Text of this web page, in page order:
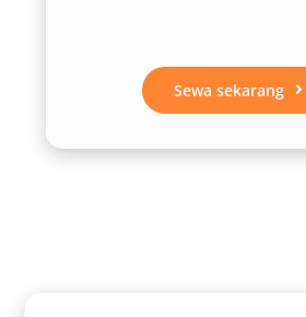
Sewa sekarang